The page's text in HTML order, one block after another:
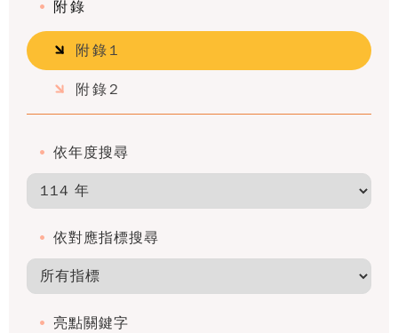
附錄
附錄1
附錄2
依年度搜尋
依對應指標搜尋
亮點關鍵字